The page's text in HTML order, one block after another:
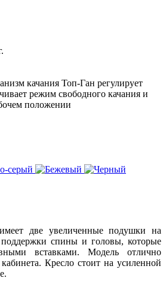
качания Топ-Ган регулирует
режим свободного качания и
положении
две увеличенные подушки на
спины и головы, которые
вставками. Модель отлично
Кресло стоит на усиленной